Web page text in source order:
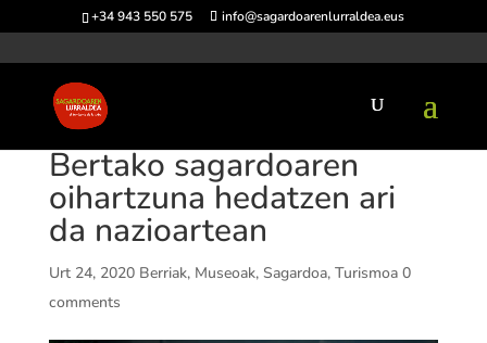
+34 943 550 575 info@sagardoarenlurraldea.eus
Bertako sagardoaren
oihartzuna hedatzen ari
da nazioartean
Urt 24, 2020 Berriak, Museoak, Sagardoa, Turismoa 0
comments